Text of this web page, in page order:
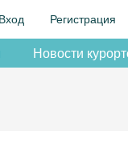
Вход Регистрация
Новости